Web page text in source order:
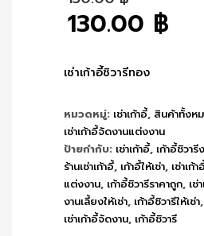
price
was:
130.00 ฿
Current
price
is:
เช่าเก้าอี้ชิวารีทอง
หมวดหมู่: เช่าเก้าอี้, สินค้าทั้งห
เช่าเก้าอี้จัดงานแต่งงาน
ป้ายกำกับ: เช่าเก้าอี้, เก้าอี้ชิวา
ร้านเช่าเก้าอี้, เก้าอี้ให้เช่า, เช่าเก้
แต่งงาน, เก้าอี้ชิวารีราคาถูก, เช่
งานเลี้ยงให้เช่า, เก้าอี้ชิวารีให้เช่า,
เช่าเก้าอี้จัดงาน, เก้าอี้ชิวารี